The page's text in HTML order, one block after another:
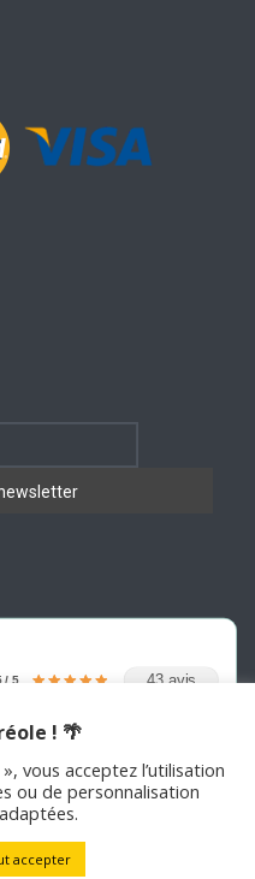
/ 5 43 avis
droits sont réservés
! 🌴
vous acceptez l’utilisation
ou de personnalisation
accepter